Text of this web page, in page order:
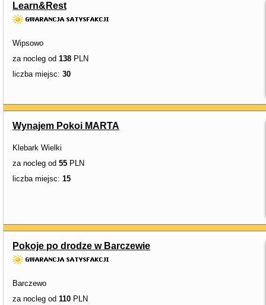
Learn&Rest
Wipsowo
za nocleg od 138 PLN
liczba miejsc: 30
Wynajem Pokoi MARTA
Klebark Wielki
za nocleg od 55 PLN
liczba miejsc: 15
Pokoje po drodze w Barczewie
Barczewo
za nocleg od 110 PLN